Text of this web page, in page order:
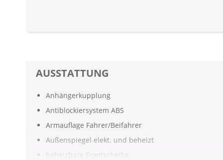
AUSSTATTUNG
Anhängerkupplung
Antiblockiersystem ABS
Armauflage Fahrer/Beifahrer
Außenspiegel elekt. und beheizt
beheizbare Frontscheibe